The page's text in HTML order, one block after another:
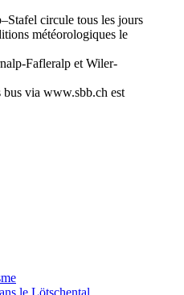
circule tous les jours
météorologiques le
Fafleralp et Wiler-
bus via www.sbb.ch est
le Lötschental